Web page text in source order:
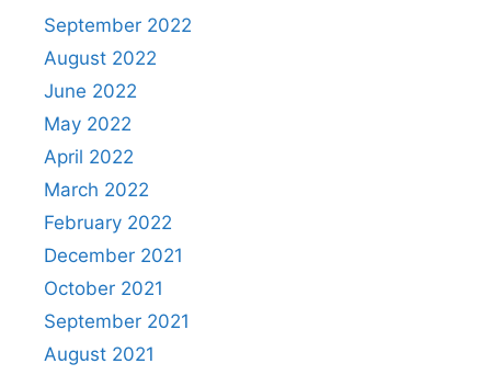
September 2022
August 2022
June 2022
May 2022
April 2022
March 2022
February 2022
December 2021
October 2021
September 2021
August 2021